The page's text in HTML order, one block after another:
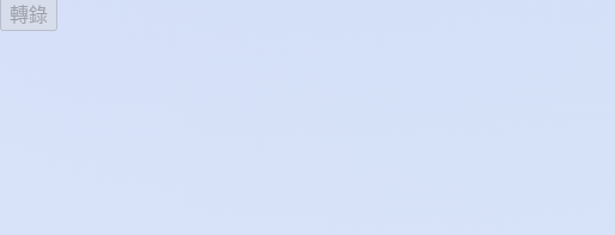
轉錄